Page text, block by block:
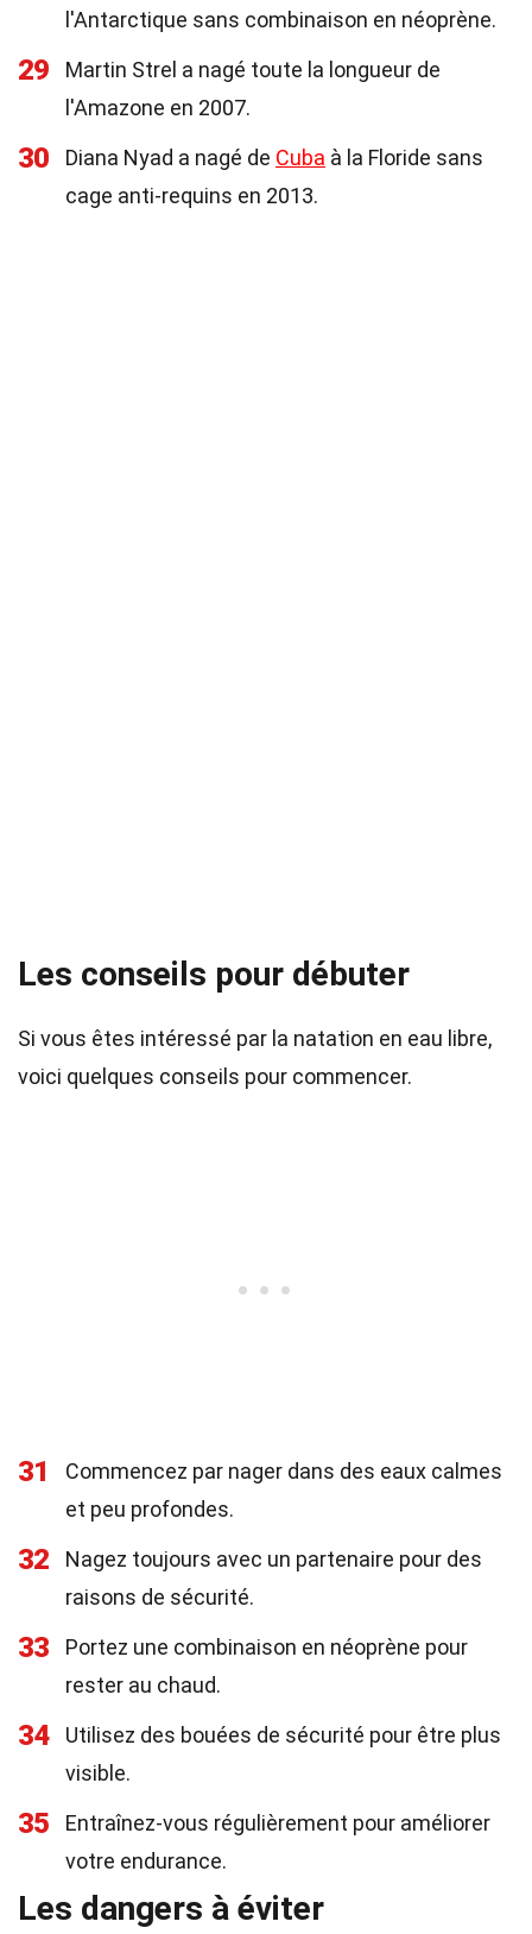
l'Antarctique sans combinaison en néoprène.
29
Martin Strel a nagé toute la longueur de
l'Amazone en 2007.
30 Diana Nyad a nagé de Cuba à la Floride sans
cage anti-requins en 2013.
Les conseils pour débuter
Si vous êtes intéressé par la natation en eau libre,
voici quelques conseils pour commencer.
31
Commencez par nager dans des eaux calmes
et peu profondes.
32
Nagez toujours avec un partenaire pour des
raisons de sécurité.
33
Portez une combinaison en néoprène pour
rester au chaud.
34
Utilisez des bouées de sécurité pour être plus
visible.
35
Entraînez-vous régulièrement pour améliorer
votre endurance.
Les dangers à éviter